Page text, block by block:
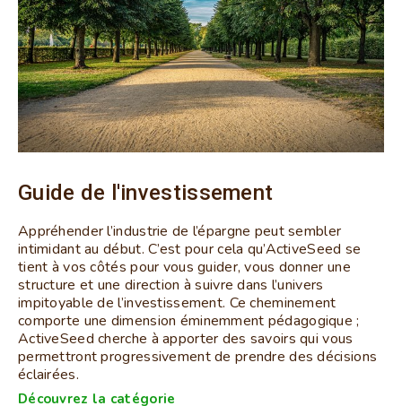
Guide de l'investissement
Appréhender l’industrie de l’épargne peut sembler
intimidant au début. C’est pour cela qu’ActiveSeed se
tient à vos côtés pour vous guider, vous donner une
structure et une direction à suivre dans l’univers
impitoyable de l’investissement. Ce cheminement
comporte une dimension éminemment pédagogique ;
ActiveSeed cherche à apporter des savoirs qui vous
permettront progressivement de prendre des décisions
éclairées.
Découvrez la catégorie